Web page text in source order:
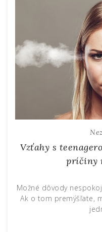
Vzťahy s
príčiny
Možné dôvody
Ak o tom premýšľate,